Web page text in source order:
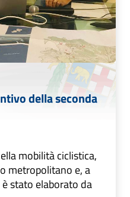
della seconda
mobilità ciclistica,
metropolitano e, a
stato elaborato da